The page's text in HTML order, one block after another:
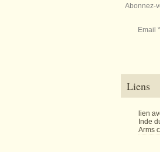
Abonnez-
Email
Liens
lien
Inde
Arms